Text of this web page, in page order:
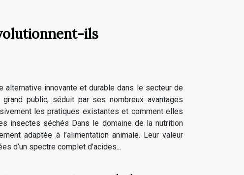
ils
innovante et durable dans le secteur de
grand public, séduit par ses nombreux avantages
les pratiques existantes et comment elles
insectes séchés Dans le domaine de la nutrition
adaptée à l’alimentation animale. Leur valeur
d’un spectre complet d’acides...